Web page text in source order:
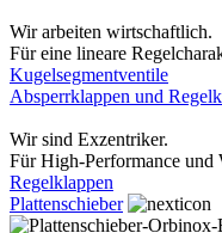
Wir arbeiten wirtschaftlich.
Für eine lineare
Kugelsegmentventile
Absperrklappen und
Wir sind Exzentriker.
Für High-Performance und
Regelklappen
Plattenschieber